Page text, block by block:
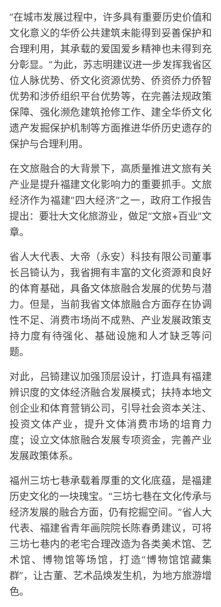
“在城市发展过程中，许多具有重要历史价值和
文化意义的华侨公共建筑未能得到妥善保护和
合理利用，其承载的爱国爱乡精神也未得到充
分彰显。”为此，苏志明建议进一步发挥我省区
位人脉优势、侨文化资源优势、侨资侨力侨智
优势和涉侨组织平台优势等，在完善法规政策
保障、强化濒危建筑抢修工作、建全华侨文化
遗产发掘保护机制等方面推进华侨历史遗存的
保护与合理利用。
在文旅融合的大背景下，高质量推进文旅有关
产业是提升福建文化影响力的重要抓手。文旅
经济作为福建“四大经济”之一，政府工作报告
提出：要壮大文化旅游业，做足“文旅+百业”文
章。
省人大代表、大帝（永安）科技有限公司董事
长吕锜认为，我省拥有丰富的文化资源和良好
的体育基础，具备文体旅融合发展的优势与潜
力。但是，当前我省文体旅融合方面存在协调
性不足、消费市场尚不成熟、产业发展政策支
持力度有待强化、基础设施和人才缺乏等问
题。
对此，吕锜建议加强顶层设计，打造具有福建
辨识度的文体经济融合发展模式；扶持本地文
创企业和体育营销公司，引导社会资本关注、
投资文体产业，提升文体消费市场的培育力
度；设立文体旅融合发展专项资金，完善产业
发展政策体系。
福州三坊七巷承载着厚重的文化底蕴，是福建
历史文化的一块瑰宝。“三坊七巷在文化传承与
经济发展的融合方面，仍有挖掘空间。”省人大
代表、福建省青年画院院长陈春勇建议，可将
三坊七巷内的老宅合理改造为各类美术馆、艺
术馆、博物馆等场馆，打造“博物馆馆藏集
群”，让古董、艺术品焕发生机，为地方旅游增
色。